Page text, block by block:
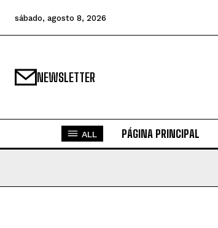
sábado, agosto 8, 2026
NEWSLETTER
ALL PÁGINA PRINCIPAL